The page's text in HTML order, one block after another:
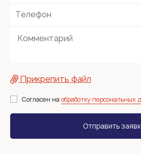
Прикрепить файл
Согласен на обработку персональных